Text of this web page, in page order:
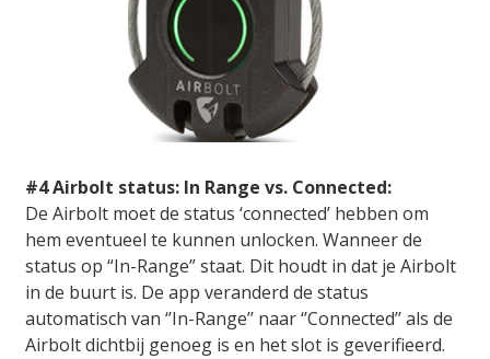
#4 Airbolt status: In Range vs. Connected:
De Airbolt moet de status ‘connected’ hebben om
hem eventueel te kunnen unlocken. Wanneer de
status op “In-Range” staat. Dit houdt in dat je Airbolt
in de buurt is. De app veranderd de status
automatisch van ‘’In-Range’’ naar ‘’Connected’’ als de
Airbolt dichtbij genoeg is en het slot is geverifieerd.